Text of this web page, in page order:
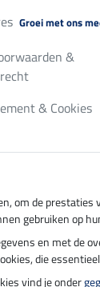
Groei met ons
&
& Cookies
met
om de
gebruiken op
en met de
die
vind je onder